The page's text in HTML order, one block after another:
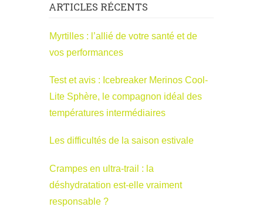
ARTICLES RÉCENTS
Myrtilles : l’allié de votre santé et de
vos performances
Test et avis : Icebreaker Merinos Cool-
Lite Sphère, le compagnon idéal des
températures intermédiaires
Les difficultés de la saison estivale
Crampes en ultra-trail : la
déshydratation est-elle vraiment
responsable ?